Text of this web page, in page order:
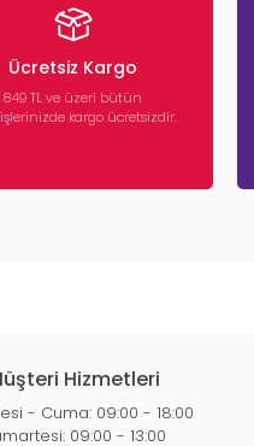
Ücretsiz Kargo
849 TL ve üzeri bütün
kargo ücretsizdir.
Hizmetleri
- Cuma: 09:00 - 18:00
09:00 - 13:00